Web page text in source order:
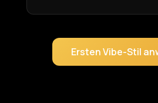
Ersten Vibe-Stil